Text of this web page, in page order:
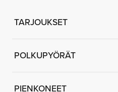
TARJOUKSET
POLKUPYÖRÄT
PIENKONEET